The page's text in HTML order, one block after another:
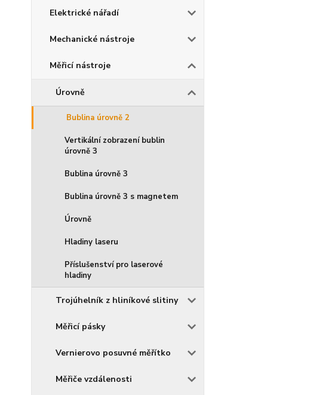
Elektrické nářadí
Mechanické nástroje
Měřicí nástroje
Úrovně
Bublina úrovně 2
Vertikální zobrazení bublin
úrovně 3
Bublina úrovně 3
Bublina úrovně 3 s magnetem
Úrovně
Hladiny laseru
Příslušenství pro laserové
hladiny
Trojúhelník z hliníkové slitiny
Měřicí pásky
Vernierovo posuvné měřítko
Měřiče vzdálenosti